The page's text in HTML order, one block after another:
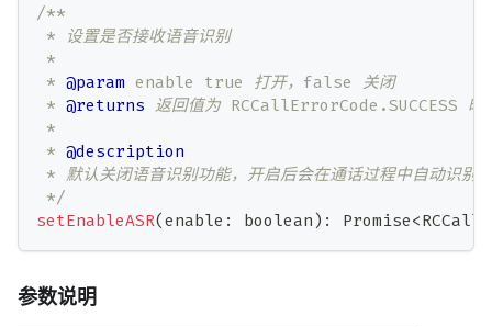
/**
* 设置是否接收语音识别
*
* @param enable true 打开，false 关闭
* @returns 返回值为 RCCallErrorCode.SUCCESS 时
*
* @description
* 默认关闭语音识别功能，开启后会在通话过程中自动识别
*/
setEnableASR(enable : boolean) : Promise<
参数说明